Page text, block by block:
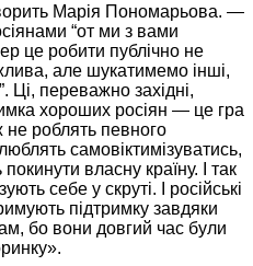
Марія Пономарьова. —
“от ми з вами
це робити публічно не
але шукатимемо інші,
переважно західні,
хороших росіян — це гра
роблять певного
самовіктимізуватись,
власну країну. І так
себе у скруті. І російські
підтримку завдяки
бо вони довгий час були